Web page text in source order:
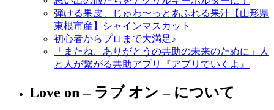
弾ける果皮、じゅわ〜っとあふれる果汁【山形県
東根市産】シャインマスカット
初心者からプロまで大満足♪
「またね、ありがとうの共助の未来のために」人
と人が繋がる共助アプリ『アプリでいくよ』
Love on – ラブ オン – について